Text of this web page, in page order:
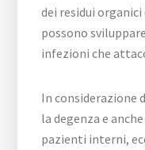
dei residui
possono
infezioni che
In considerazione
la degenza e
pazienti interni,